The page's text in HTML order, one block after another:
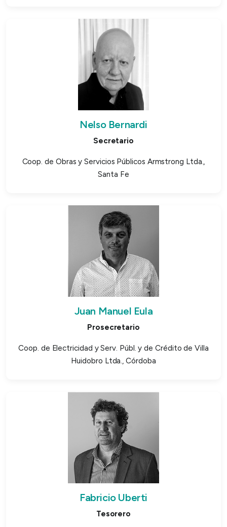
Nelso Bernardi
Secretario
Coop. de Obras y Servicios Públicos Armstrong Ltda.,
Santa Fe
Juan Manuel Eula
Prosecretario
Coop. de Electricidad y Serv. Públ. y de Crédito de Villa
Huidobro Ltda., Córdoba
Fabricio Uberti
Tesorero